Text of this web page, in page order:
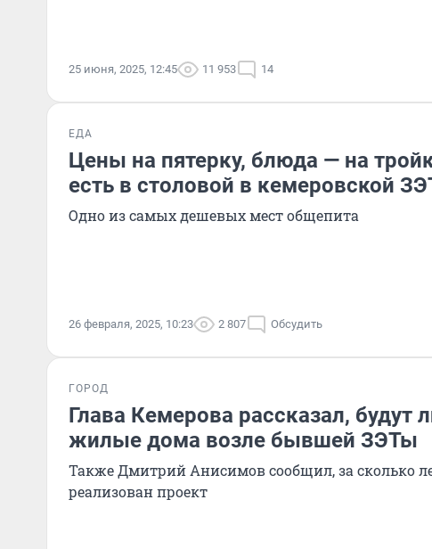
25 июня, 2025, 12:45 11 953 14
ЕДА
Цены на пятерку, блюда — на
есть в столовой в кемеровской
Одно из самых дешевых мест общепита
26 февраля, 2025, 10:23 2 807 Обсудить
ГОРОД
Глава Кемерова рассказал, будут
жилые дома возле бывшей ЗЭТы
Также Дмитрий Анисимов сообщил, за сколько
реализован проект